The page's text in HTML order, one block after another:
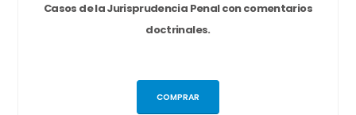
Casos de la Jurisprudencia Penal con comentarios
doctrinales.
COMPRAR